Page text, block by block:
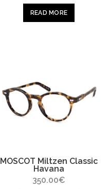
READ MORE
MOSCOT Miltzen Classic
Havana
350.00€